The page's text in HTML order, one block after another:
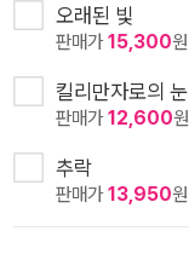
오래된 빛
판매가15,300원
킬리만자로의 눈
판매가12,600원
추락
판매가13,950원